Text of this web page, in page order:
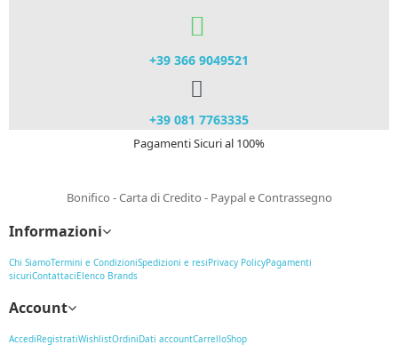
+39 366 9049521​
+39 081 7763335
Pagamenti Sicuri al 100%
Bonifico - Carta di Credito - Paypal e Contrassegno
Informazioni
Chi SiamoTermini e CondizioniSpedizioni e resiPrivacy PolicyPagamenti
sicuriContattaciElenco Brands
Account
AccediRegistratiWishlistOrdiniDati accountCarrelloShop